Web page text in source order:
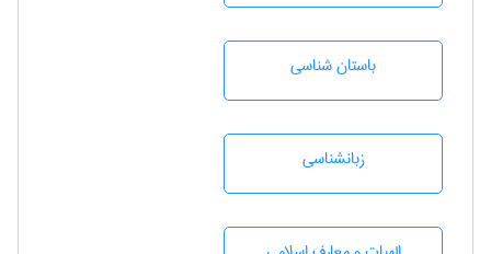
باستان شناسی
زبانشناسی